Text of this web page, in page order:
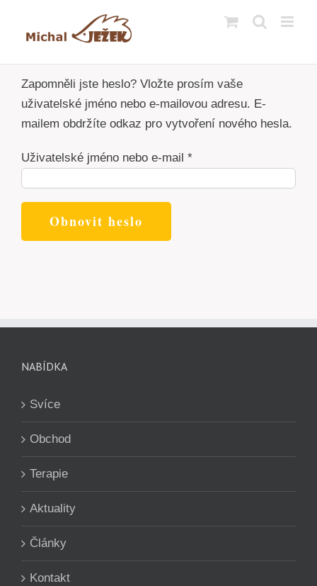
Zapomněli jste heslo? Vložte prosím vaše
uživatelské jméno nebo e-mailovou adresu. E-
mailem obdržíte odkaz pro vytvoření nového hesla.
Uživatelské jméno nebo e-mail *Povinné
Obnovit heslo
NABÍDKA
Svíce
Obchod
Terapie
Aktuality
Články
Kontakt